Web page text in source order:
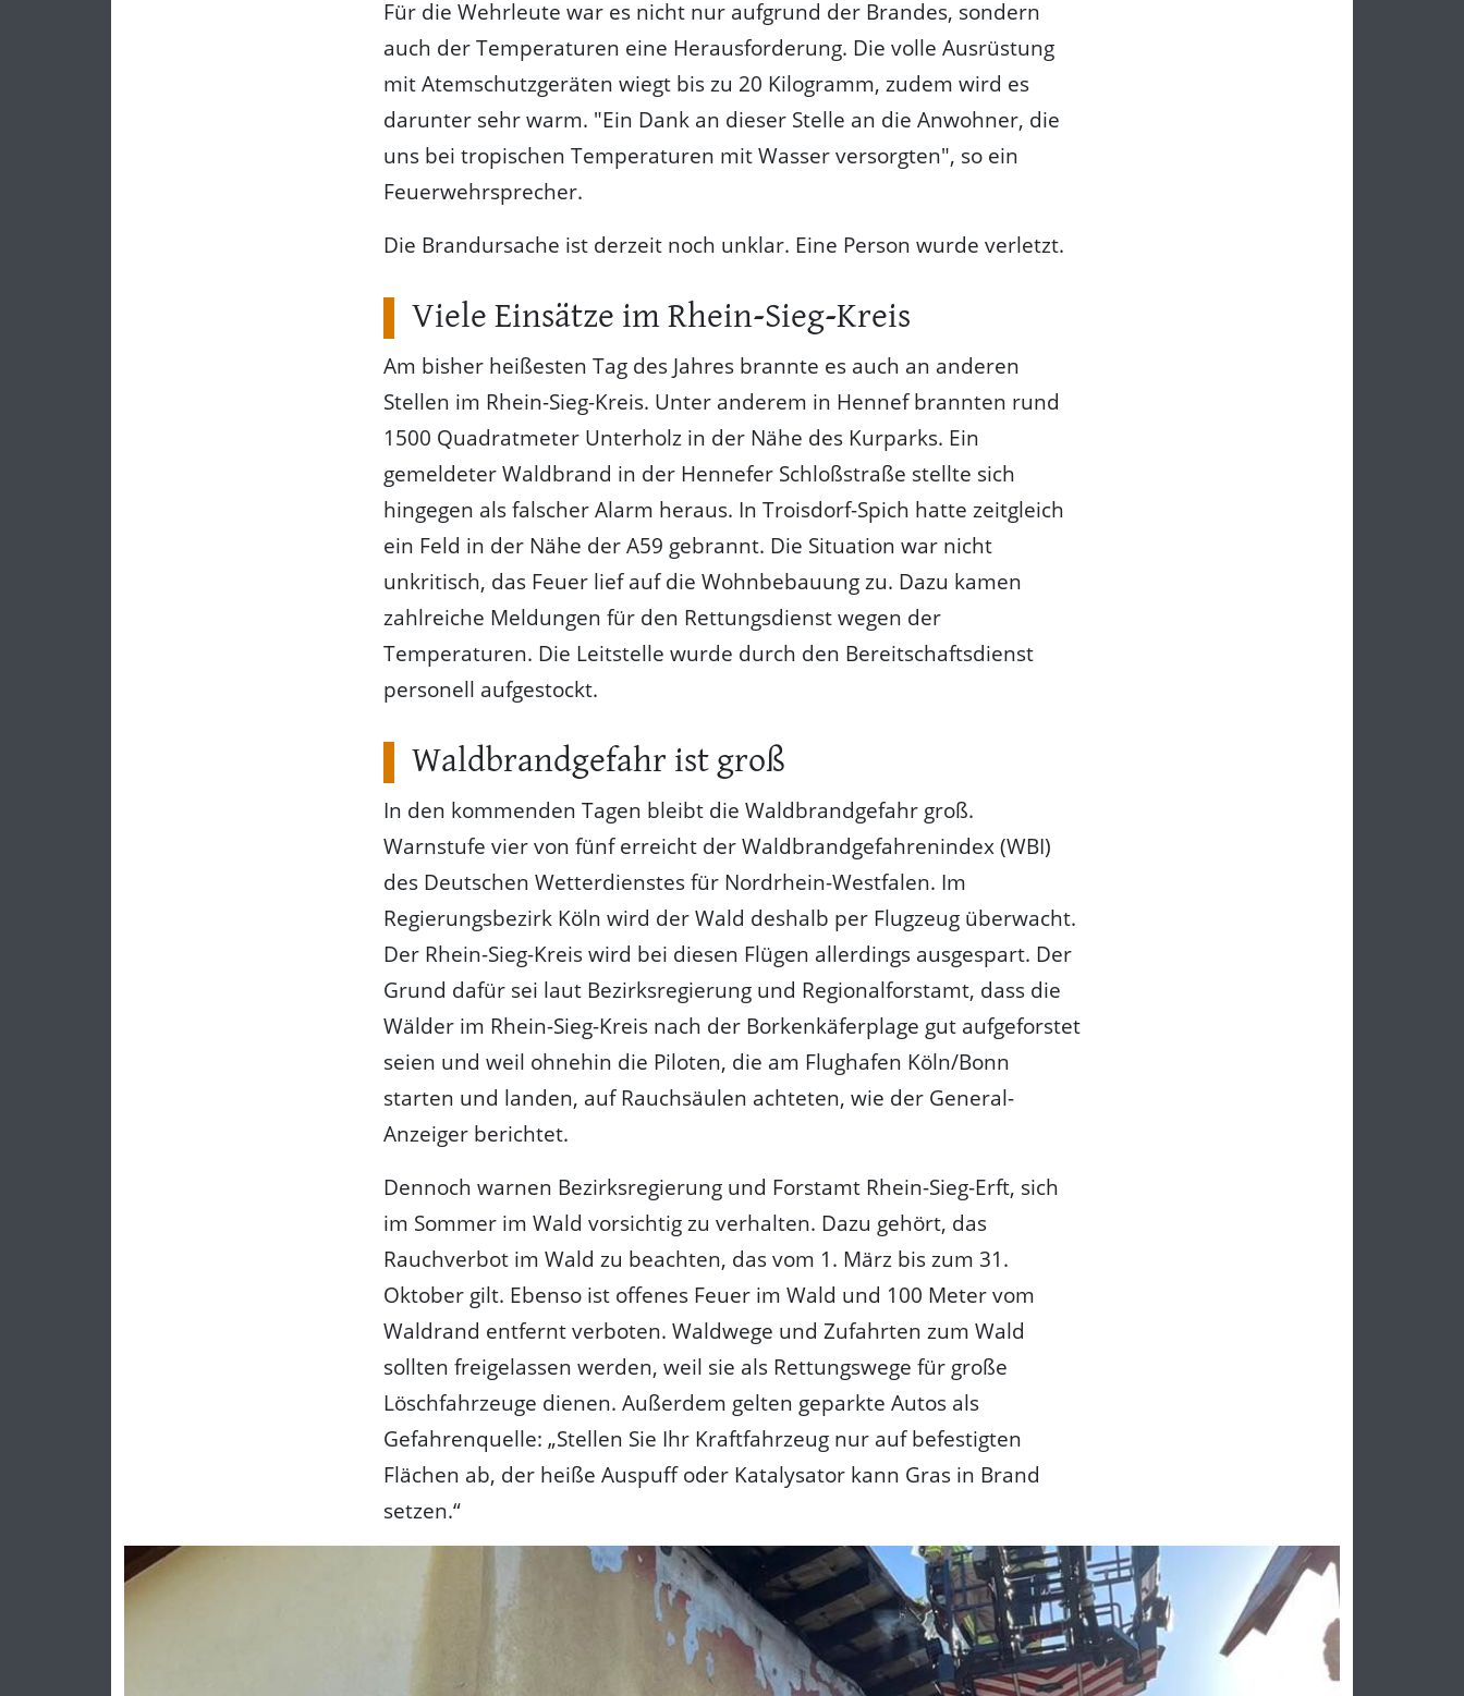
Für die Wehrleute war es nicht nur aufgrund der Brandes, sondern
auch der Temperaturen eine Herausforderung. Die volle Ausrüstung
mit Atemschutzgeräten wiegt bis zu 20 Kilogramm, zudem wird es
darunter sehr warm. "Ein Dank an dieser Stelle an die Anwohner, die
uns bei tropischen Temperaturen mit Wasser versorgten", so ein
Feuerwehrsprecher.
Die Brandursache ist derzeit noch unklar. Eine Person wurde verletzt.
Viele Einsätze im Rhein-Sieg-Kreis
Am bisher heißesten Tag des Jahres brannte es auch an anderen
Stellen im Rhein-Sieg-Kreis. Unter anderem in Hennef brannten rund
1500 Quadratmeter Unterholz in der Nähe des Kurparks. Ein
gemeldeter Waldbrand in der Hennefer Schloßstraße stellte sich
hingegen als falscher Alarm heraus. In Troisdorf-Spich hatte zeitgleich
ein Feld in der Nähe der A59 gebrannt. Die Situation war nicht
unkritisch, das Feuer lief auf die Wohnbebauung zu. Dazu kamen
zahlreiche Meldungen für den Rettungsdienst wegen der
Temperaturen. Die Leitstelle wurde durch den Bereitschaftsdienst
personell aufgestockt.
Waldbrandgefahr ist groß
In den kommenden Tagen bleibt die Waldbrandgefahr groß.
Warnstufe vier von fünf erreicht der Waldbrandgefahrenindex (WBI)
des Deutschen Wetterdienstes für Nordrhein-Westfalen. Im
Regierungsbezirk Köln wird der Wald deshalb per Flugzeug überwacht.
Der Rhein-Sieg-Kreis wird bei diesen Flügen allerdings ausgespart. Der
Grund dafür sei laut Bezirksregierung und Regionalforstamt, dass die
Wälder im Rhein-Sieg-Kreis nach der Borkenkäferplage gut aufgeforstet
seien und weil ohnehin die Piloten, die am Flughafen Köln/Bonn
starten und landen, auf Rauchsäulen achteten, wie der General-
Anzeiger berichtet.
Dennoch warnen Bezirksregierung und Forstamt Rhein-Sieg-Erft, sich
im Sommer im Wald vorsichtig zu verhalten. Dazu gehört, das
Rauchverbot im Wald zu beachten, das vom 1. März bis zum 31.
Oktober gilt. Ebenso ist offenes Feuer im Wald und 100 Meter vom
Waldrand entfernt verboten. Waldwege und Zufahrten zum Wald
sollten freigelassen werden, weil sie als Rettungswege für große
Löschfahrzeuge dienen. Außerdem gelten geparkte Autos als
Gefahrenquelle: „Stellen Sie Ihr Kraftfahrzeug nur auf befestigten
Flächen ab, der heiße Auspuff oder Katalysator kann Gras in Brand
setzen.“